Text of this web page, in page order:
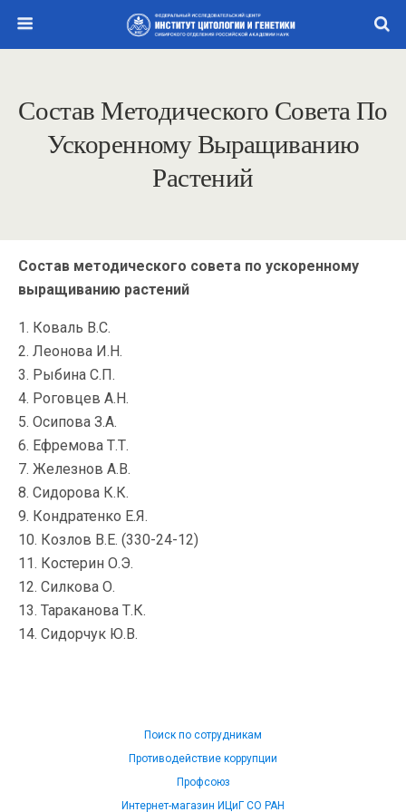
Состав Методического Совета По
Ускоренному Выращиванию
Растений
Состав методического совета по ускоренному
выращиванию растений
1. Коваль В.С.
2. Леонова И.Н.
3. Рыбина С.П.
4. Роговцев А.Н.
5. Осипова З.А.
6. Ефремова Т.Т.
7. Железнов А.В.
8. Сидорова К.К.
9. Кондратенко Е.Я.
10. Козлов В.Е. (330-24-12)
11. Костерин О.Э.
12. Силкова О.
13. Тараканова Т.К.
14. Сидорчук Ю.В.
Поиск по сотрудникам
Противодействие коррупции
Профсоюз
Интернет-магазин ИЦиГ СО РАН